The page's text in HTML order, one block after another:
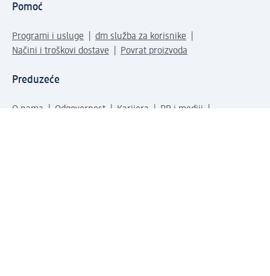
Pomoć
Programi i usluge
dm služba za korisnike
Načini i troškovi dostave
Povrat proizvoda
Preduzeće
O nama Odgovornost Karijera
PR i mediji